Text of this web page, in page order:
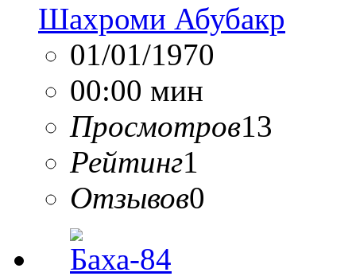
Шахроми Абубакр
01/01/1970
00:00 мин
Просмотров13
Рейтинг1
Отзывов0